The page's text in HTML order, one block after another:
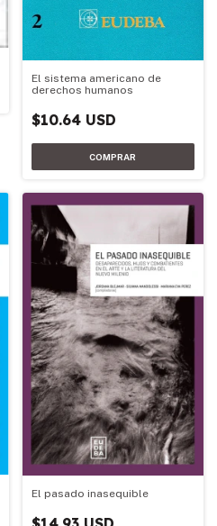
El sistema americano de
derechos humanos
$10.64 USD
El pasado inasequible